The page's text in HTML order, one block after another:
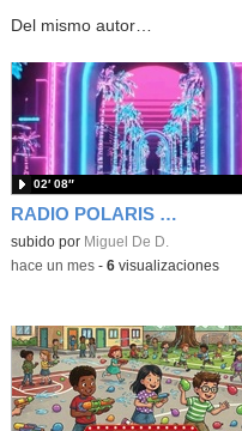
Del mismo autor…
RADIO POLARIS - SONRÍE UN POCO - PROGRAMA 2 - CHISTES
subido por Miguel De D.
02′ 08″
-hace un mes- 6visualizaciones